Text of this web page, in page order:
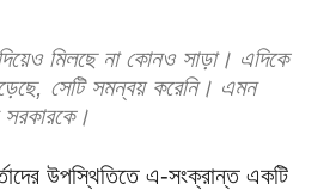
মিলছে না কোনও সাড়া। এদিকে
সেটি সমন্বয় করেনি। এমন
সরকারকে।
উপস্থিতিতে এ-সংক্রান্ত একটি